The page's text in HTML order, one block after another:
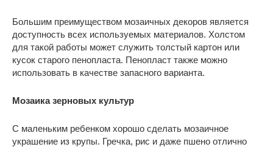
Большим преимуществом мозаичных декоров является
доступность всех используемых материалов. Холстом
для такой работы может служить толстый картон или
кусок старого пенопласта. Пенопласт также можно
использовать в качестве запасного варианта.
Мозаика зерновых культур
С маленьким ребенком хорошо сделать мозаичное
украшение из крупы. Гречка, рис и даже пшено отлично